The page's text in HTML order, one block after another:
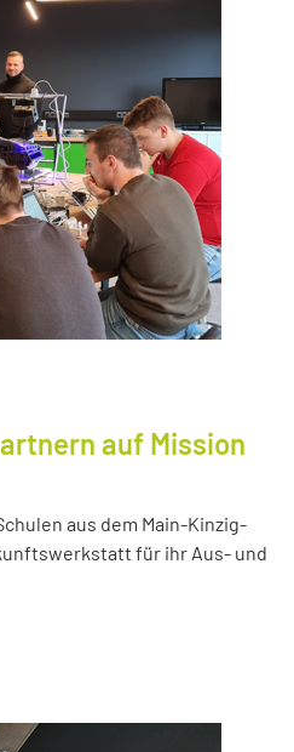
auf Mission
aus dem Main-Kinzig-
für ihr Aus- und